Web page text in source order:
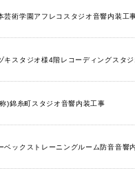
芸術学園アフレコスタジオ音響内装工
キスタジオ様4階レコーディングスタ
)錦糸町スタジオ音響内装工事
ベックストレーニングルーム防音音響